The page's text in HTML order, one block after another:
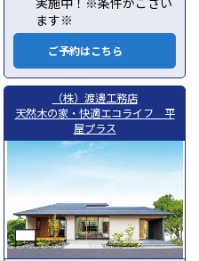
ます※
ご予約はこちら
（株）渡邊工務店
天然木の家・快適エコライフ 平
屋プラス